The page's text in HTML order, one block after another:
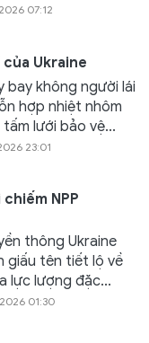
07:12
Ukraine
bay không người lái
hợp nhiệt nhôm
lưới bảo vệ...
23:01
NPP
thông Ukraine
giấu tên tiết lộ về
lực lượng đặc...
01:30